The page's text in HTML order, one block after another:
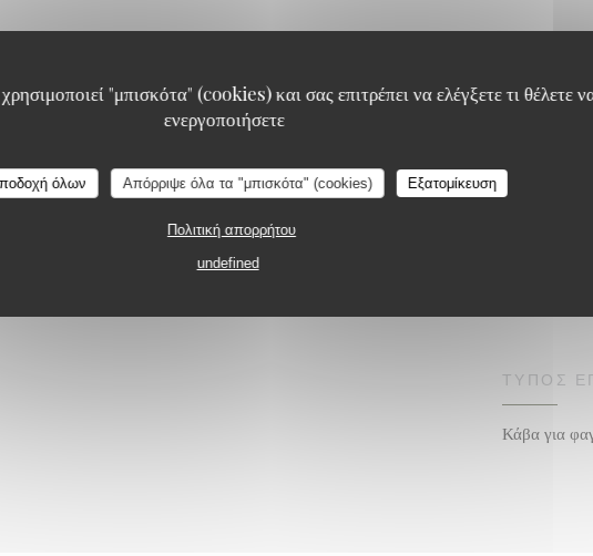
"μπισκότα" (cookies) και σας επιτρέπει να ελέγξετε τι θέλετε
ενεργοποιήσετε
όλων Απόρριψε όλα τα "μπισκότα" (cookies) Εξατομίκευση
Πολιτική απορρήτου
undefined
ΤΎΠΟΣ
Κάβα για